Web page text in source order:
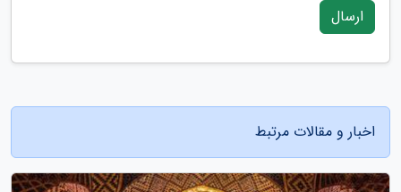
ارسال
اخبار و مقالات مرتبط